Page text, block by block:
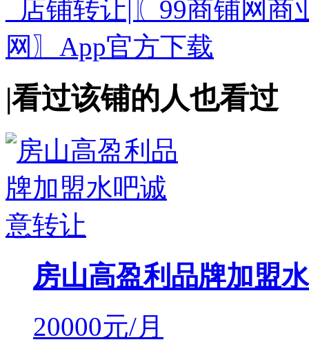
|看过该铺的人也看过
房山高盈利品牌加盟
20000元/月